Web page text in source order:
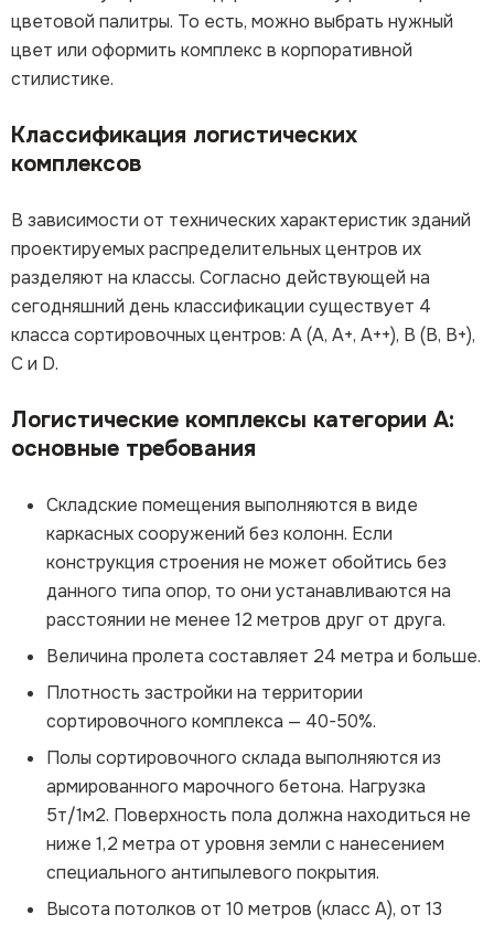
цветовой палитры. То есть, можно выбрать нужный
цвет или оформить комплекс в корпоративной
стилистике.
Классификация логистических
комплексов
В зависимости от технических характеристик зданий
проектируемых распределительных центров их
разделяют на классы. Согласно действующей на
сегодняшний день классификации существует 4
класса сортировочных центров: А (А, А+, А++), В (В, В+),
С и D.
Логистические комплексы категории А:
основные требования
Складские помещения выполняются в виде
каркасных сооружений без колонн. Если
конструкция строения не может обойтись без
данного типа опор, то они устанавливаются на
расстоянии не менее 12 метров друг от друга.
Величина пролета составляет 24 метра и больше.
Плотность застройки на территории
сортировочного комплекса — 40-50%.
Полы сортировочного склада выполняются из
армированного марочного бетона. Нагрузка
5т/1м2. Поверхность пола должна находиться не
ниже 1,2 метра от уровня земли с нанесением
специального антипылевого покрытия.
Высота потолков от 10 метров (класс А), от 13